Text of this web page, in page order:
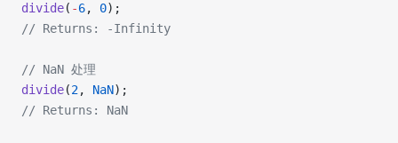
divide( -6, 0);
// Returns: -Infinity
// NaN 处理
divide(2, NaN);
// Returns: NaN